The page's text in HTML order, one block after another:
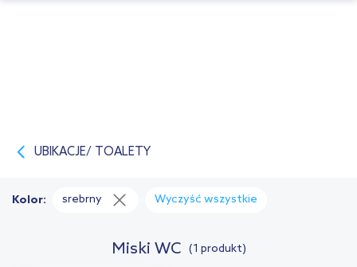
UBIKACJE/ TOALETY
Miski WC (1 produkt)
Kolor: srebrny Wyczyść wszystkie